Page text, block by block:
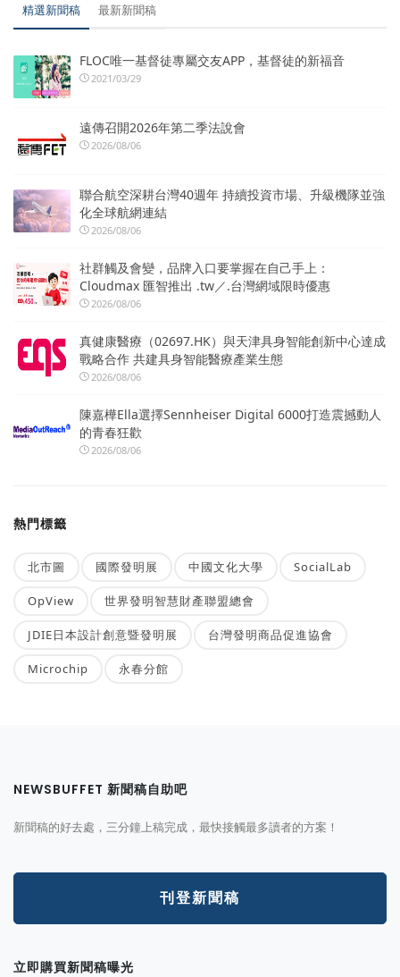
精選新聞稿 最新新聞稿
FLOC唯一基督徒專屬交友APP，基督徒的新福音
2021/03/29
遠傳召開2026年第二季法說會
2026/08/06
聯合航空深耕台灣40週年 持續投資市場、升級機隊並強
化全球航網連結
2026/08/06
社群觸及會變，品牌入口要掌握在自己手上：
Cloudmax 匯智推出 .tw／.台灣網域限時優惠
2026/08/06
真健康醫療（02697.HK）與天津具身智能創新中心達成
戰略合作 共建具身智能醫療產業生態
2026/08/06
陳嘉樺Ella選擇Sennheiser Digital 6000打造震撼動人
的青春狂歡
2026/08/06
熱門標籤
北市圖 國際發明展 中國文化大學 SocialLab
OpView 世界發明智慧財產聯盟總會
JDIE日本設計創意暨發明展 台灣發明商品促進協會
Microchip 永春分館
NEWSBUFFET 新聞稿自助吧
新聞稿的好去處，三分鐘上稿完成，最快接觸最多讀者的方案！
刊登新聞稿
立即購買新聞稿曝光